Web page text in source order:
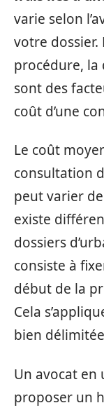
varie selon
votre dossier.
procédure, la
sont des
coût d’une
Le coût
consultation
peut varier
existe
dossiers
consiste à
début de la
Cela
bien
Un avocat
proposer un